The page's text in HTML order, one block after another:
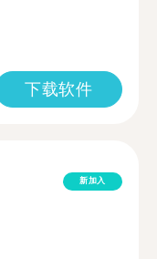
下载软件
新加入